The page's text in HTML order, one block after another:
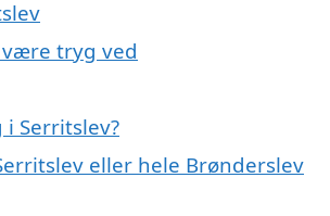
tryg ved
Serritslev?
eller hele Brønderslev